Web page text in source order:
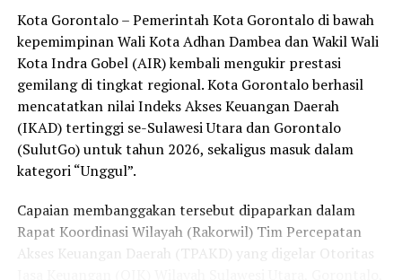
secara menyeluruh, tidak hanya menyasar pengecer
skala kecil tetapi juga distributor dan toko-toko besar
yang melanggar aturan.
Dalam daftar pemeringkatan nasional tersebut, Kota
Denpasar menempati posisi puncak dengan tingkat rasa
aman masyarakat melebihi 81 persen, disusul oleh Kota
Yogyakarta, Surakarta, Semarang, Magelang, dan
Kota Gorontalo yang berada di urutan ketujuh berhasil
mengungguli sejumlah kota berkembang lainnya di
Kota Gorontalo – Pemerintah Kota Gorontalo di bawah
kepemimpinan Wali Kota Adhan Dambea dan Wakil Wali
Kota Indra Gobel (AIR) kembali mengukir prestasi
gemilang di tingkat regional. Kota Gorontalo berhasil
mencatatkan nilai Indeks Akses Keuangan Daerah
(IKAD) tertinggi se-Sulawesi Utara dan Gorontalo
(SulutGo) untuk tahun 2026, sekaligus masuk dalam
kategori “Unggul”.
Capaian membanggakan tersebut dipaparkan dalam
Rapat Koordinasi Wilayah (Rakorwil) Tim Percepatan
Akses Keuangan Daerah (TPAKD) yang digelar Otoritas